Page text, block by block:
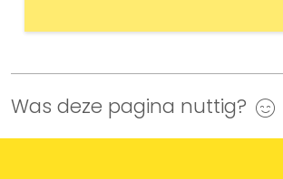
Was deze pagina nuttig?